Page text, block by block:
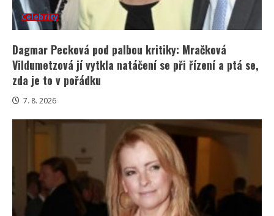
Celebrity
Dagmar Pecková pod palbou kritiky: Mračková
Vildumetzová jí vytkla natáčení se při řízení a ptá se,
zda je to v pořádku
7. 8. 2026